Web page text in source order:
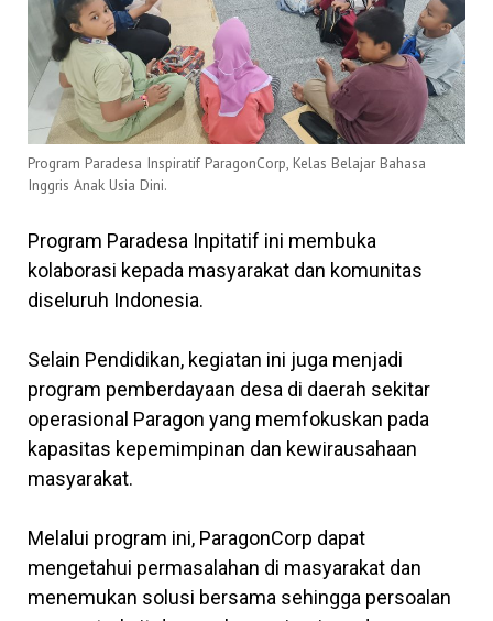
Program Paradesa Inspiratif ParagonCorp, Kelas Belajar Bahasa
Inggris Anak Usia Dini.
Program Paradesa Inpitatif ini membuka
kolaborasi kepada masyarakat dan komunitas
diseluruh Indonesia.
Selain Pendidikan, kegiatan ini juga menjadi
program pemberdayaan desa di daerah sekitar
operasional Paragon yang memfokuskan pada
kapasitas kepemimpinan dan kewirausahaan
masyarakat.
Melalui program ini, ParagonCorp dapat
mengetahui permasalahan di masyarakat dan
menemukan solusi bersama sehingga persoalan